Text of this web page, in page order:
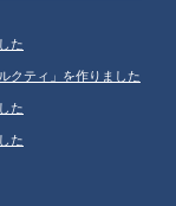
た
クティ」を作りました
た
た